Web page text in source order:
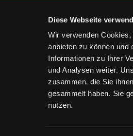
Diese Webseite
Wir verwenden
anbieten zu können und
Informationen zu Ihrer
und Analysen weiter.
zusammen, die Sie
gesammelt haben. Sie
nutzen.
Datenschutzeinstellungen
Account kaufen - premium-
Erstellt mit WooCommerce